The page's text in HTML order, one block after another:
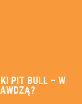
PIT BULL – W